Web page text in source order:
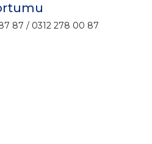
87 / 0312 278 00 87